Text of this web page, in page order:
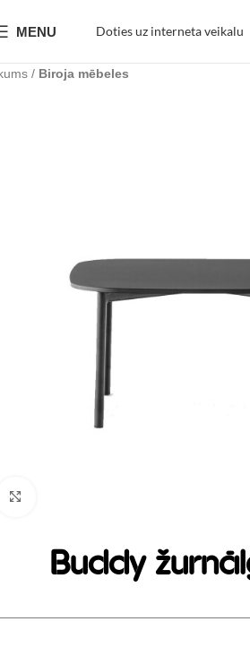
MENU Doties uz interneta veikalu
Biroja mēbeles
Buddy